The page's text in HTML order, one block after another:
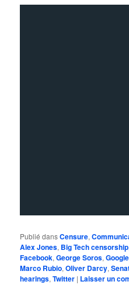
Publié dansCensure,
Alex Jones, Big Tech censorship
Facebook,George Soros,Google
Marco Rubio,Oliver Darcy,
hearings,Twitter | Laisser un